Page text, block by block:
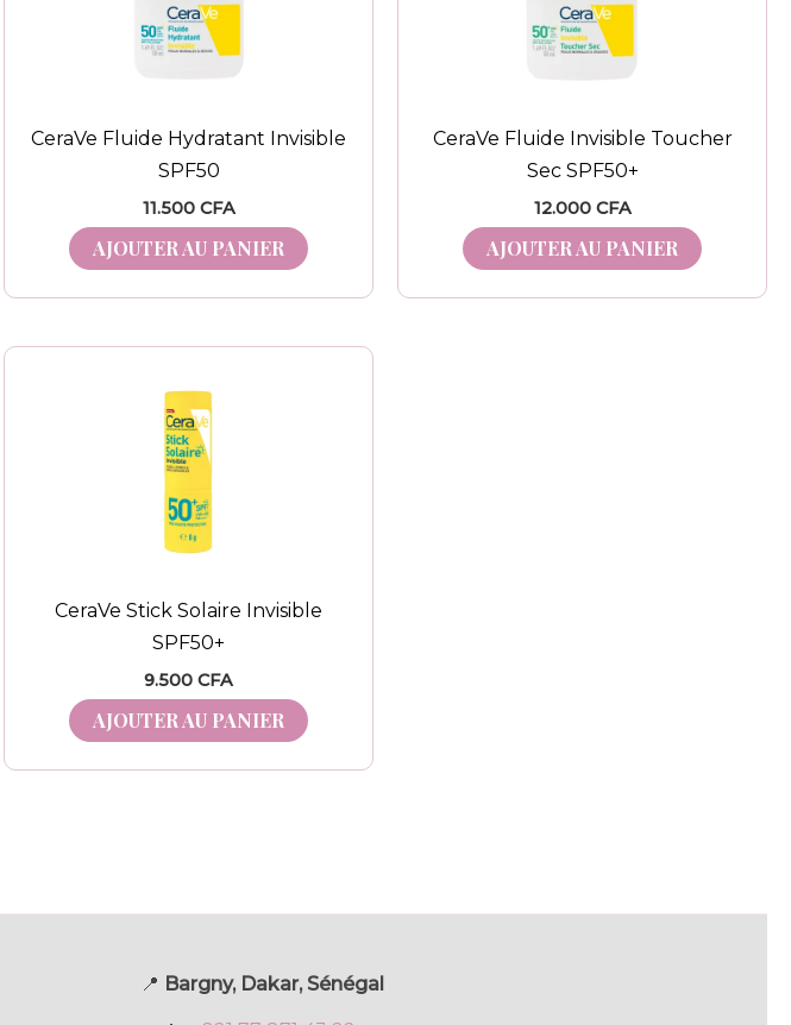
CeraVe Fluide Hydratant Invisible
SPF50
11.500 CFA
AJOUTER AU PANIER
CeraVe Fluide Invisible Toucher
Sec SPF50+
12.000 CFA
AJOUTER AU PANIER
CeraVe Stick Solaire Invisible
SPF50+
9.500 CFA
AJOUTER AU PANIER
📍 Bargny, Dakar, Sénégal